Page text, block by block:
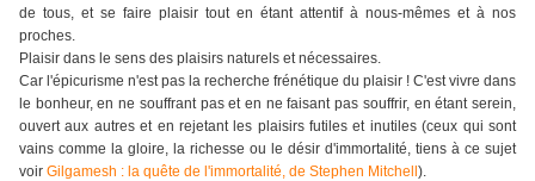
de tous, et se faire plaisir tout en étant attentif à nous-mêmes et à nos
proches.
Plaisir dans le sens des plaisirs naturels et nécessaires.
Car l'épicurisme n'est pas la recherche frénétique du plaisir ! C'est vivre dans
le bonheur, en ne souffrant pas et en ne faisant pas souffrir, en étant serein,
ouvert aux autres et en rejetant les plaisirs futiles et inutiles (ceux qui sont
vains comme la gloire, la richesse ou le désir d'immortalité, tiens à ce sujet
voir Gilgamesh : la quête de l'immortalité, de Stephen Mitchell ).